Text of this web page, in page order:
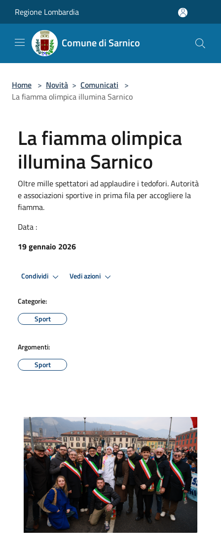
Regione Lombardia
Comune di Sarnico
Home > Novità > Comunicati >
La fiamma olimpica illumina Sarnico
La fiamma olimpica
illumina Sarnico
Oltre mille spettatori ad applaudire i tedofori. Autorità
e associazioni sportive in prima fila per accogliere la
fiamma.
Data :
19 gennaio 2026
Condividi Vedi azioni
Categorie:
Sport
Argomenti:
Sport